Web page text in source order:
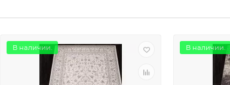
В наличии. В наличии.